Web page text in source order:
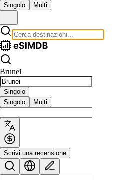
Singolo Multi
Brunei
Singolo
Singolo
Multi
Scrivi una recensione